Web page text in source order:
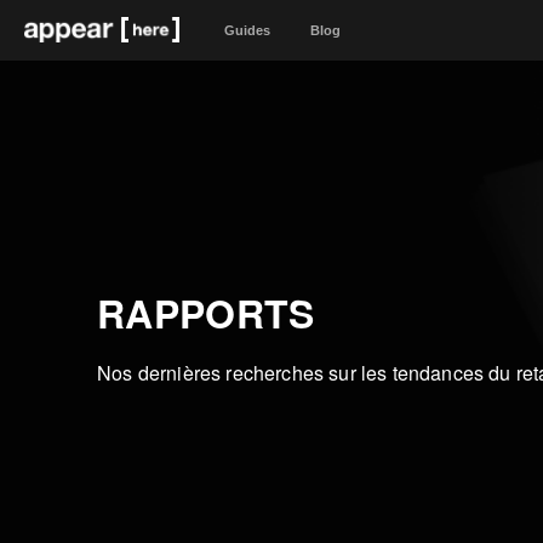
Guides Blog
RAPPORTS
Nos dernières recherches sur les tendances du